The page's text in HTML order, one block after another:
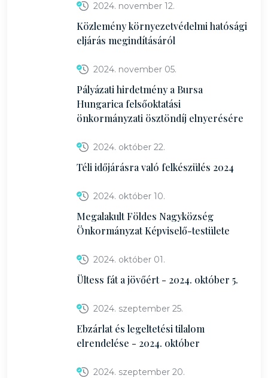
2024. november 12.
Közlemény környezetvédelmi hatósági
eljárás megindításáról
2024. november 05.
Pályázati hirdetmény a Bursa
Hungarica felsőoktatási
önkormányzati ösztöndíj elnyerésére
2024. október 22.
Téli időjárásra való felkészülés 2024
2024. október 10.
Megalakult Földes Nagyközség
Önkormányzat Képviselő-testülete
2024. október 01.
Ültess fát a jövőért - 2024. október 5.
2024. szeptember 25.
Ebzárlat és legeltetési tilalom
elrendelése - 2024. október
2024. szeptember 20.